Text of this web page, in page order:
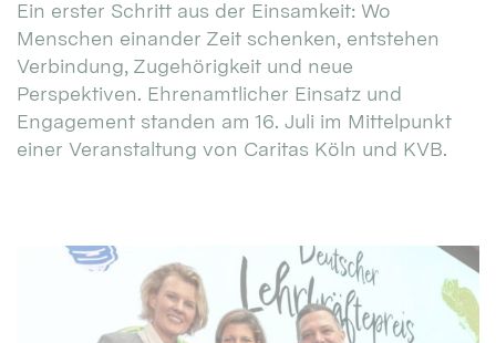
Ein erster Schritt aus der Einsamkeit: Wo
Menschen einander Zeit schenken, entstehen
Verbindung, Zugehörigkeit und neue
Perspektiven. Ehrenamtlicher Einsatz und
Engagement standen am 16. Juli im Mittelpunkt
einer Veranstaltung von Caritas Köln und KVB.